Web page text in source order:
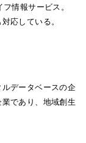
情報サービス。
応している。
データベースの企
であり、地域創生